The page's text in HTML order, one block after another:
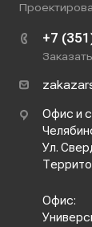
+7
Офис и
Ул.
Офис: